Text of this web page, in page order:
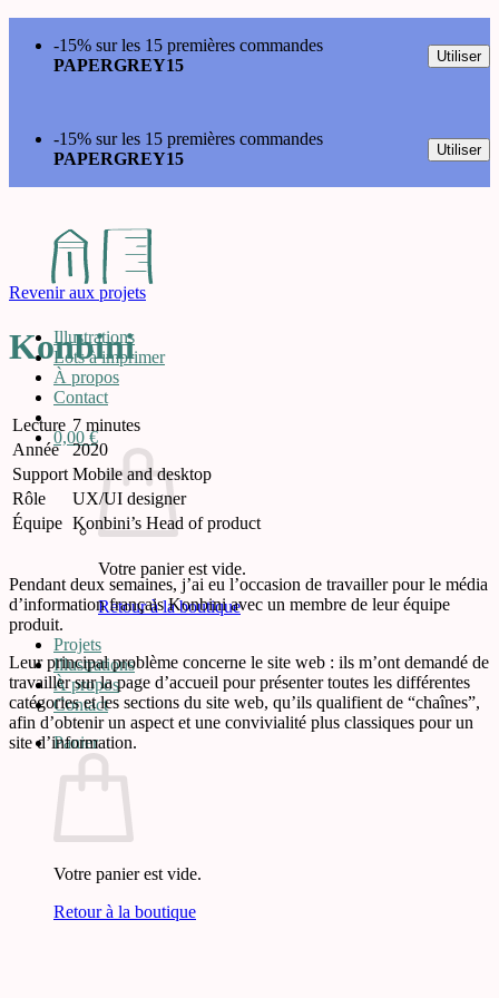
contenu
-15% sur les 15 premières commandes
PAPERGREY15
Utiliser
-15% sur les 15 premières commandes
PAPERGREY15
Utiliser
Illustrations
Lots à imprimer
À propos
Contact
0,00€
Votre panier est vide.
Retour à la boutique
Projets
Illustrations
À propos
Contact
Panier
Votre panier est vide.
Retour à la boutique
Revenir aux projets
Konbini
Lecture 7 minutes
Année
2020
Support Mobile and desktop
Rôle
UX/UI designer
Équipe Konbini’s Head of product
Pendant deux semaines, j’ai eu l’occasion de travailler pour le média
d’information français Konbini avec un membre de leur équipe
produit.
Leur principal problème concerne le site web : ils m’ont demandé de
travailler sur la page d’accueil pour présenter toutes les différentes
catégories et les sections du site web, qu’ils qualifient de “chaînes”,
afin d’obtenir un aspect et une convivialité plus classiques pour un
site d’information.